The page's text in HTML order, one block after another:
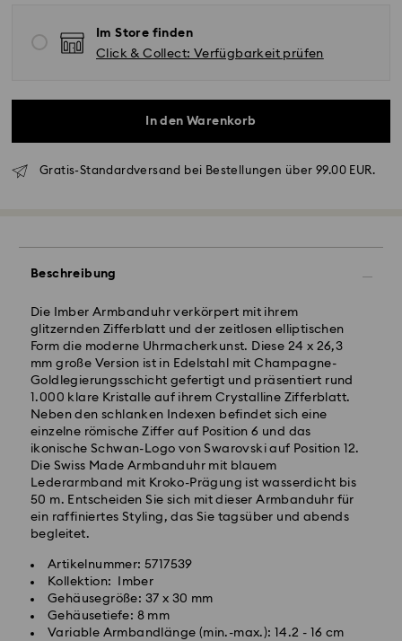
Im Store finden
Click & Collect: Verfügbarkeit prüfen
In den Warenkorb
Gratis-Standardversand bei Bestellungen über 99.00 EUR.
Beschreibung
Die Imber Armbanduhr verkörpert mit ihrem
glitzernden Zifferblatt und der zeitlosen elliptischen
Form die moderne Uhrmacherkunst. Diese 24 x 26,3
mm große Version ist in Edelstahl mit Champagne-
Goldlegierungsschicht gefertigt und präsentiert rund
1.000 klare Kristalle auf ihrem Crystalline Zifferblatt.
Neben den schlanken Indexen befindet sich eine
einzelne römische Ziffer auf Position 6 und das
ikonische Schwan-Logo von Swarovski auf Position 12.
Die Swiss Made Armbanduhr mit blauem
Lederarmband mit Kroko-Prägung ist wasserdicht bis
50 m. Entscheiden Sie sich mit dieser Armbanduhr für
ein raffiniertes Styling, das Sie tagsüber und abends
begleitet.
Artikelnummer: 5717539
Kollektion: Imber
Gehäusegröße: 37 x 30 mm
Gehäusetiefe: 8 mm
Variable Armbandlänge (min.-max.): 14.2 - 16 cm
Standardversand - GLS
Bestellungen, die montags bis freitags bis spätestens
10:00 Uhr MEZ eingehen, werden am gleichen
Werktag bearbeitet und versendet.
Lieferzeit bei Standardversand: 2-3 Arbeitstage nach
Bearbeitung und Versand
Standard Versandkosten: EUR 6.95
Kostenloser Standardversand bei einem Einkauf über:
EUR 99
Expressversand -FedEx
Bestellungen, die montags bis freitags bis spätestens
14:30 Uhr MEZ eingehen, werden am gleichen
Werktag bearbeitet und versendet.
Lieferzeit bei Expressversand: 1-2 Werktage nach
Bearbeitung und Versand
Swarovski Kristall ist ein empfindliches Material, das
besondere Achtsamkeit erfordert und gemäß den
folgenden Pflegehinweisen zu behandeln ist. Um Ihr